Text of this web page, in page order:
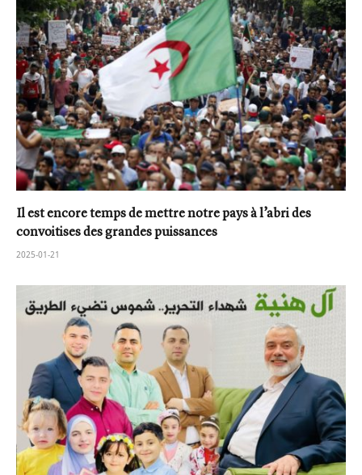
Il est encore temps de mettre notre pays à l’abri des
convoitises des grandes puissances
2025-01-21